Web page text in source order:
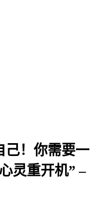
己！你需要一
灵重开机” –